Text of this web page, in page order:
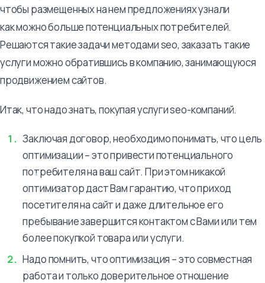
чтобы размещенных на нем предложениях узнали
как можно больше потенциальных потребителей.
Решаются такие задачи методами seo, заказать такие
услуги можно обратившись в компанию, занимающуюся
продвижением сайтов.
Итак, что надо знать, покупая услуги seo-компаний.
Заключая договор, необходимо понимать, что цель
оптимизации – это привести потенциального
потребителя на ваш сайт. При этом никакой
оптимизатор даст Вам гарантию, что приход
посетителя на сайт и даже длительное его
пребывание завершится контактом с Вами или тем
более покупкой товара или услуги.
Надо помнить, что оптимизация – это совместная
работа и только доверительное отношение